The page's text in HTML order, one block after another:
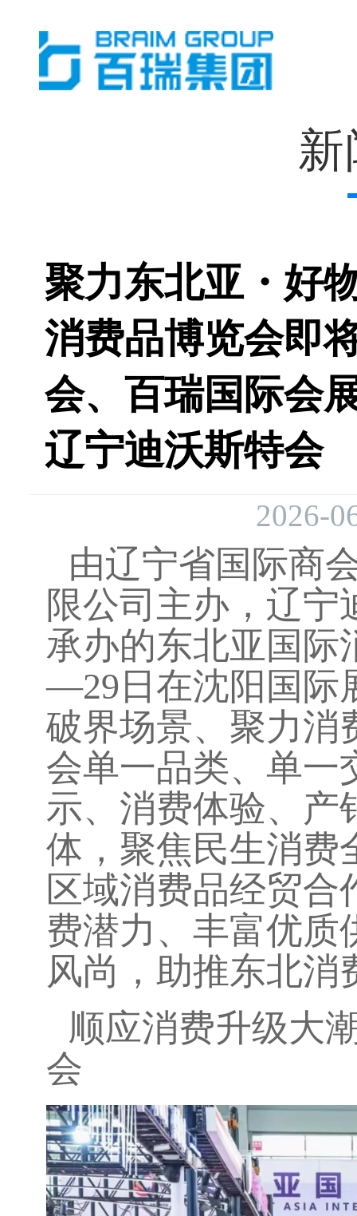
新
聚力东北亚・好
消费品博览会即
会、百瑞国际会
辽宁迪沃斯特会
2026-
由辽宁省国际商
限公司主办，辽宁
承办的东北亚国际
—29 日 在沈阳国际
破界场景、聚力消
会单一品类、单一
示、消费体验、产
体，聚焦民生消费
区域消费品经贸合
费潜力、丰富优质
风尚，助推东北消
顺应消费升级大
会